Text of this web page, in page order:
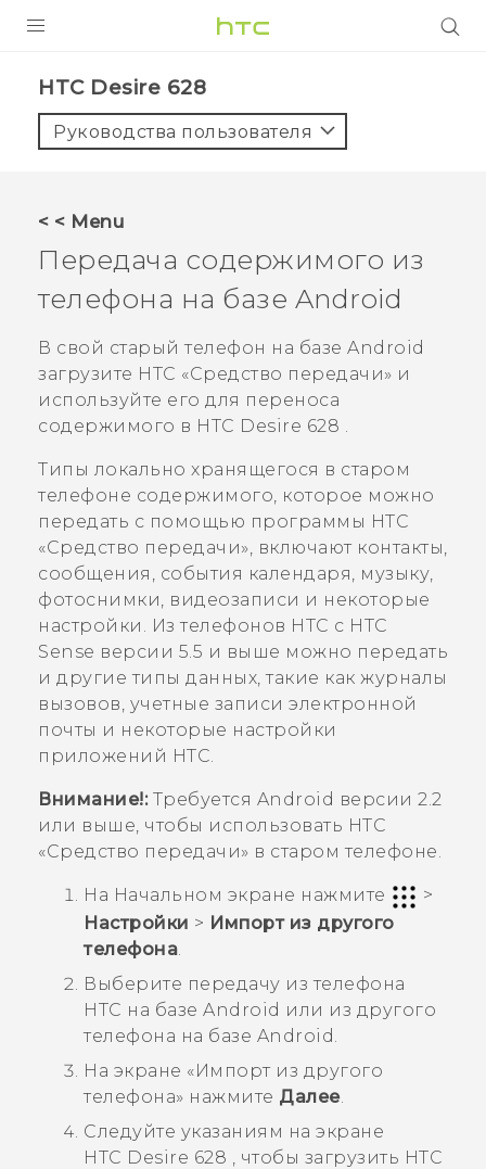
5G
VIVERSE
ПОДДЕРЖКА
HTC Desire 628‎
Руководства пользователя
< < Menu
Передача содержимого из
телефона на базе Android
В свой старый телефон на базе Android
загрузите HTC «Средство передачи» и
используйте его для переноса
содержимого в HTC Desire 628 .
Типы локально хранящегося в старом
телефоне содержимого, которое можно
передать с помощью программы HTC
«Средство передачи», включают контакты,
сообщения, события календаря, музыку,
фотоснимки, видеозаписи и некоторые
настройки. Из телефонов HTC с HTC
Sense версии 5.5 и выше можно передать
и другие типы данных, такие как журналы
вызовов, учетные записи электронной
почты и некоторые настройки
приложений HTC.
Внимание!:Требуется Android версии 2.2
или выше, чтобы использовать HTC
«Средство передачи» в старом телефоне.
На Начальном экране нажмите
>
Настройки > Импорт из другого
телефона
Выберите передачу из телефона
HTC на базе Android или из другого
телефона на базе Android
На экране «Импорт из другого
телефона» нажмите Далее.
Следуйте указаниям на экране
HTC Desire 628
, чтобы загрузить HTC